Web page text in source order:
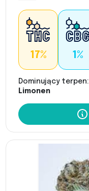
17% 1%
Dominujący terpen:
Limonen